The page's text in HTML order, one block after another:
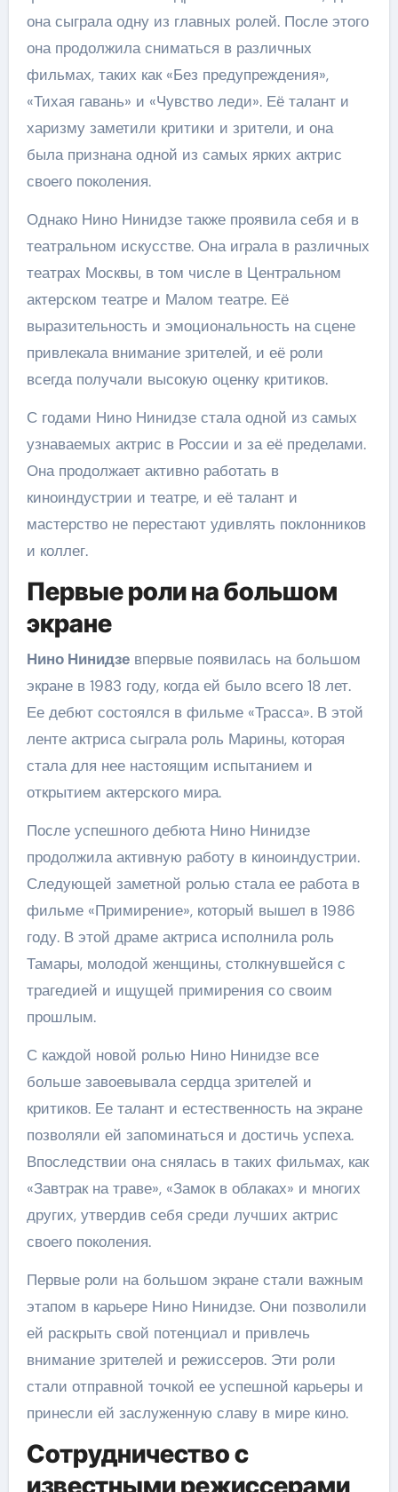
она сыграла одну из главных ролей. После этого
она продолжила сниматься в различных
фильмах, таких как «Без предупреждения»,
«Тихая гавань» и «Чувство леди». Её талант и
харизму заметили критики и зрители, и она
была признана одной из самых ярких актрис
своего поколения.
Однако Нино Нинидзе также проявила себя и в
театральном искусстве. Она играла в различных
театрах Москвы, в том числе в Центральном
актерском театре и Малом театре. Её
выразительность и эмоциональность на сцене
привлекала внимание зрителей, и её роли
всегда получали высокую оценку критиков.
С годами Нино Нинидзе стала одной из самых
узнаваемых актрис в России и за её пределами.
Она продолжает активно работать в
киноиндустрии и театре, и её талант и
мастерство не перестают удивлять поклонников
и коллег.
Первые роли на большом
экране
Нино Нинидзевпервые появилась на большом
экране в 1983 году, когда ей было всего 18 лет.
Ее дебют состоялся в фильме «Трасса». В этой
ленте актриса сыграла роль Марины, которая
стала для нее настоящим испытанием и
открытием актерского мира.
После успешного дебюта Нино Нинидзе
продолжила активную работу в киноиндустрии.
Следующей заметной ролью стала ее работа в
фильме «Примирение», который вышел в 1986
году. В этой драме актриса исполнила роль
Тамары, молодой женщины, столкнувшейся с
трагедией и ищущей примирения со своим
прошлым.
С каждой новой ролью Нино Нинидзе все
больше завоевывала сердца зрителей и
критиков. Ее талант и естественность на экране
позволяли ей запоминаться и достичь успеха.
Впоследствии она снялась в таких фильмах, как
«Завтрак на траве», «Замок в облаках» и многих
других, утвердив себя среди лучших актрис
своего поколения.
Первые роли на большом экране стали важным
этапом в карьере Нино Нинидзе. Они позволили
ей раскрыть свой потенциал и привлечь
внимание зрителей и режиссеров. Эти роли
стали отправной точкой ее успешной карьеры и
принесли ей заслуженную славу в мире кино.
Сотрудничество с
известными режиссерами